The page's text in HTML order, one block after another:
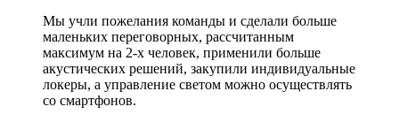
Мы учли пожелания команды и сделали больше
маленьких переговорных, рассчитанным
максимум на 2-х человек, применили больше
акустических решений, закупили индивидуальные
локеры, а управление светом можно осуществлять
со смартфонов.